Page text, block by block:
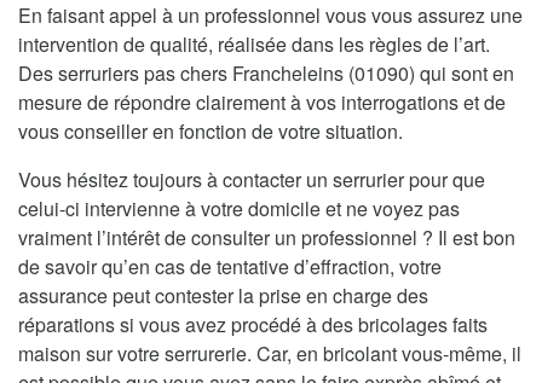
En faisant appel à un professionnel vous vous assurez une
intervention de qualité, réalisée dans les règles de l’art.
Des serruriers pas chers Francheleins (01090) qui sont en
mesure de répondre clairement à vos interrogations et de
vous conseiller en fonction de votre situation.
Vous hésitez toujours à contacter un serrurier pour que
celui-ci intervienne à votre domicile et ne voyez pas
vraiment l’intérêt de consulter un professionnel ? Il est bon
de savoir qu’en cas de tentative d’effraction, votre
assurance peut contester la prise en charge des
réparations si vous avez procédé à des bricolages faits
maison sur votre serrurerie. Car, en bricolant vous-même, il